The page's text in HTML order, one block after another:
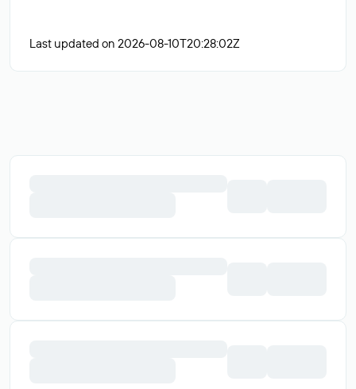
Last updated on 2026-08-10T20:28:02Z
Домены с историей
258 700 ₽